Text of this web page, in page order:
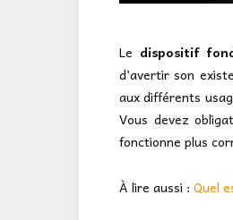
Le dispositif
d’avertir son
aux différents
Vous devez
fonctionne plus
À lire aussi : Quel